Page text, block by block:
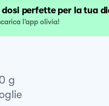
perfette per la tua
l’app olivia!
g